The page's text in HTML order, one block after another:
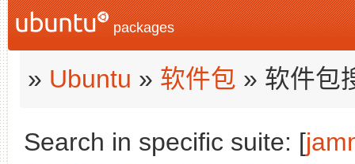
packages
» Ubuntu » 软件包 » 软件包
Search in specific suite: [